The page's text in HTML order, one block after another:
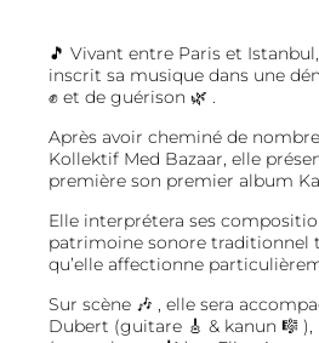
🎵 Vivant entre Paris et Istanbul,
inscrit sa musique dans une
✊ et de guérison 🌿 .
Après avoir cheminé de
Kollektif Med Bazaar, elle
première son premier album
Elle interprétera ses
patrimoine sonore traditionnel
qu’elle affectionne
Sur scène 🎶 , elle sera
Dubert (guitare 🎸 & kanun 🎼